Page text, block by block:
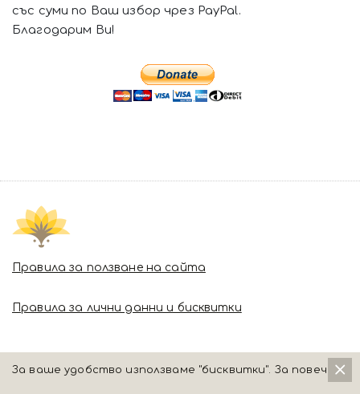
със суми по Ваш избор чрез PayPal.
Благодарим Ви!
Правила за ползване на сайта
Правила за лични данни и бисквитки
За ваше удобство използваме "бисквитки". За повече